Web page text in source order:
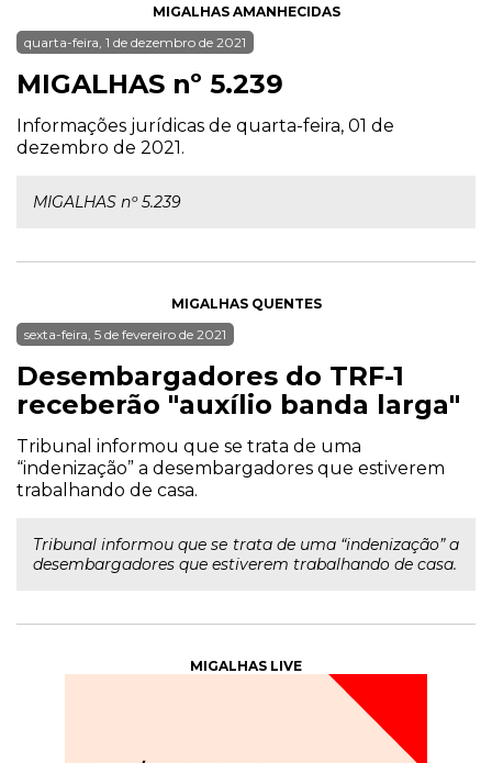
MIGALHAS AMANHECIDAS
quarta-feira, 1 de dezembro de 2021
MIGALHAS nº 5.239
Informações jurídicas de quarta-feira, 01 de
dezembro de 2021.
MIGALHAS nº 5.239
MIGALHAS QUENTES
sexta-feira, 5 de fevereiro de 2021
Desembargadores do TRF-1
receberão "auxílio banda larga"
Tribunal informou que se trata de uma
“indenização” a desembargadores que estiverem
trabalhando de casa.
Tribunal informou que se trata de uma “indenização” a
desembargadores que estiverem trabalhando de casa.
MIGALHAS LIVE